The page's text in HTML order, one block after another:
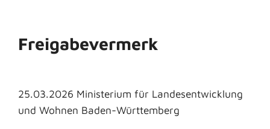
Freigabevermerk
25.03.2026 Ministerium für Landesentwicklung
und Wohnen Baden-Württemberg